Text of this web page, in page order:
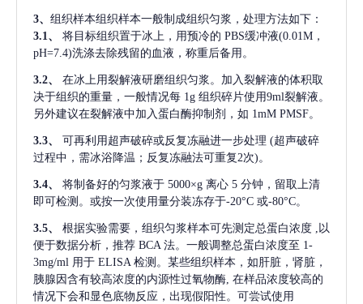
3、 组织样本组织样本一般制成组织匀浆，处理方法如下：
3.1、
将目标组织置于冰上，用预冷的 PBS缓冲液(0.01M，
pH=7.4)洗涤去除残留的血液，称重后备用。
3.2、
在冰上用裂解液研磨组织匀浆。加入裂解液的体积取
决于组织的重量，一般情况每 1g 组织碎片使用9ml裂解液。
另外建议在裂解液中加入蛋白酶抑制剂，如 1mM PMSF。
3.3、 可再利用超声破碎或反复冻融进一步处理 (超声破碎
过程中，需冰浴降温；反复冻融法可重复2次)。
3.4、 将制备好的匀浆液于 5000×g 离心 5 分钟，留取上清
即可检测。或按一次使用量分装冻存于-20°C 或-80°C。
3.5、 根据实验需要，组织匀浆样本可先测定总蛋白浓度 ,以
便于数据分析，推荐 BCA 法。一般调整总蛋白浓度至 1-
3mg/ml 用于 ELISA 检测。某些组织样本，如肝脏，肾脏，
胰腺因含有较高浓度的内源性过氧物酶, 在样品浓度较高的
情况下会和显色底物反应，出现假阳性。可尝试使用